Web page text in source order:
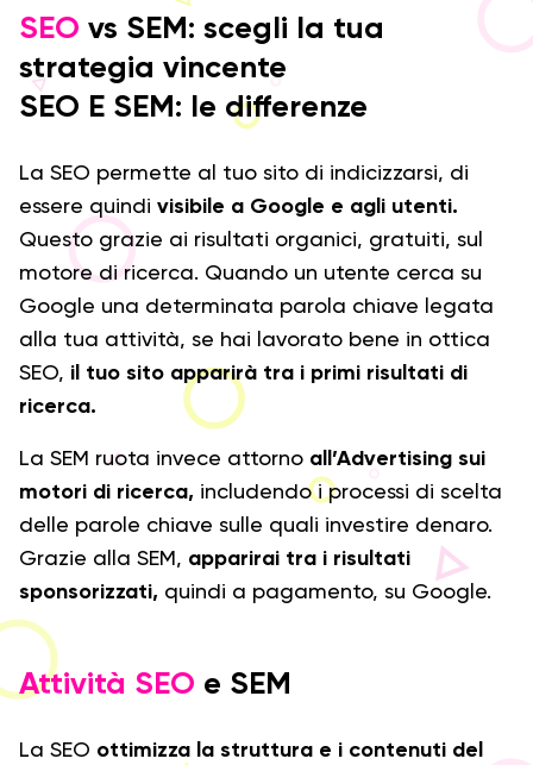
SEO vs SEM: scegli la tua
strategia vincente
SEO E SEM: le differenze
La SEO permette al tuo sito di indicizzarsi, di
essere quindi visibile a Google e agli utenti.
Questo grazie ai risultati organici, gratuiti, sul
motore di ricerca. Quando un utente cerca su
Google una determinata parola chiave legata
alla tua attività, se hai lavorato bene in ottica
SEO, il tuo sito apparirà tra i primi risultati di
ricerca.
La SEM ruota invece attorno all’Advertising sui
motori di ricerca, includendo i processi di scelta
delle parole chiave sulle quali investire denaro.
Grazie alla SEM, apparirai tra i risultati
sponsorizzati, quindi a pagamento, su Google.
Attività SEO e SEM
La SEO ottimizza la struttura e i contenuti del